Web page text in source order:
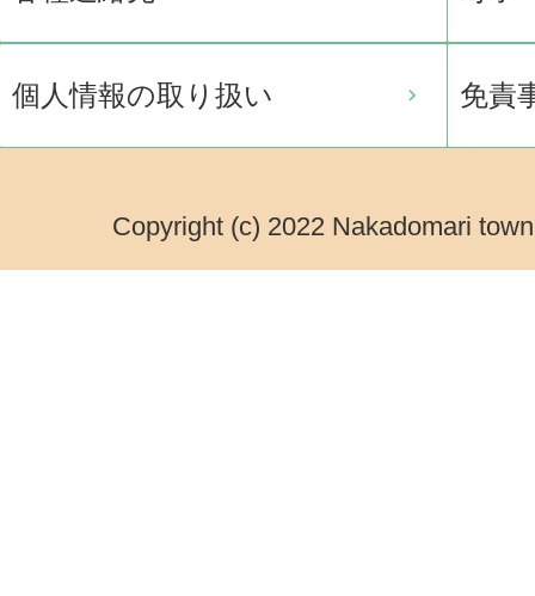
個人情報の取り扱い 免責
Copyright (c) 2022 Nakadomari